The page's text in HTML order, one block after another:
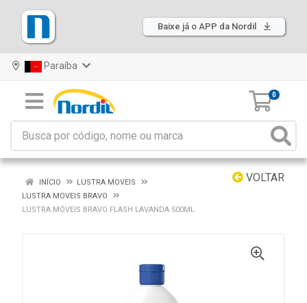
Baixe já o APP da Nordil
Paraíba
0
VOLTAR
INÍCIO
LUSTRA MOVEIS
LUSTRA MOVEIS BRAVO
LUSTRA MÓVEIS BRAVO FLASH LAVANDA 500ML